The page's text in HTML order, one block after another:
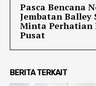
Pasca Bencana
Jembatan Balley
Minta Perhatian
Pusat
BERITA TERKAIT